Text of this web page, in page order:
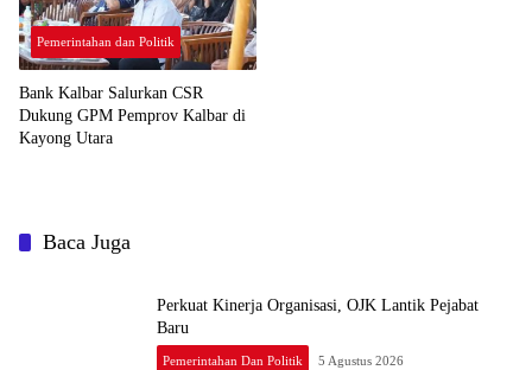
Pemerintahan dan Politik
Bank Kalbar Salurkan CSR
Dukung GPM Pemprov Kalbar di
Kayong Utara
Baca Juga
Perkuat Kinerja Organisasi, OJK Lantik Pejabat
Baru
Pemerintahan Dan Politik 5 Agustus 2026